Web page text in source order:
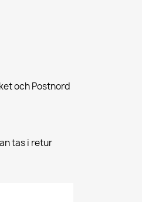
och Postnord
tas i retur